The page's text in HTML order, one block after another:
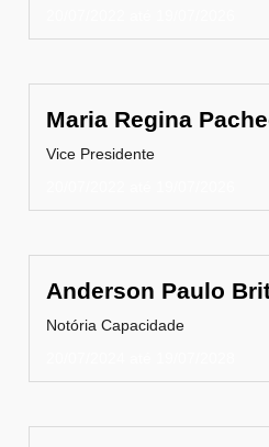
Maria Regina
Vice Presidente
Anderson Paulo
Notória Capacidade